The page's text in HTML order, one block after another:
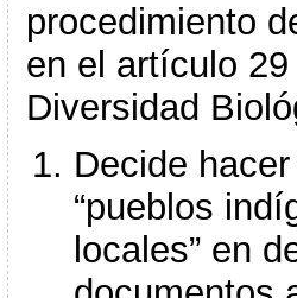
procedimiento
en el artículo
Diversidad
Decide
“pueblos
locales” en